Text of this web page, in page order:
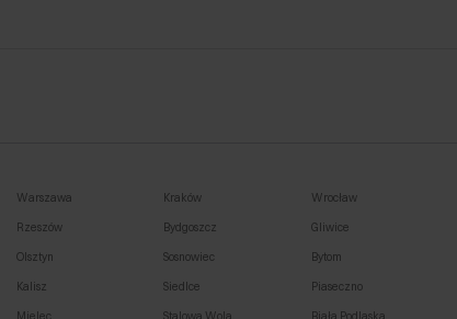
Warszawa Kraków Wrocław
Rzeszów Bydgoszcz Gliwice
Olsztyn Sosnowiec Bytom
Kalisz Siedlce Piaseczno